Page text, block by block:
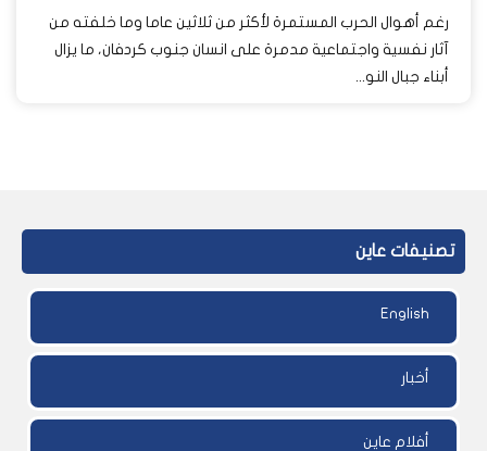
رغم أهوال الحرب المستمرة لأكثر من ثلاثين عاما وما خلفته من
آثار نفسية واجتماعية مدمرة على انسان جنوب كردفان، ما يزال
أبناء جبال النو...
تصنيفات عاين
English
أخبار
أفلام عاين